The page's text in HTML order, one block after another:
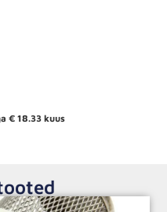
€ 18.33 kuus